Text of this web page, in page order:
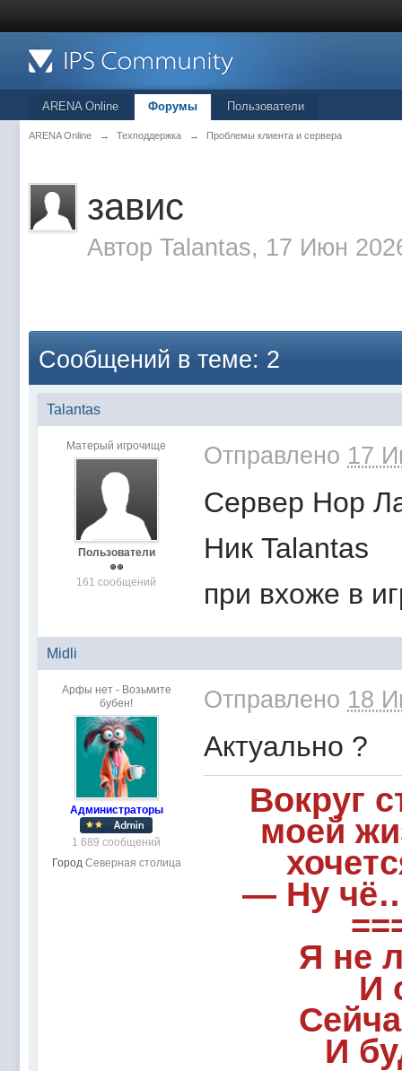
ARENA Online Форумы Пользователи
ARENA Online → Техподдержка → Проблемы клиента и сервера
завис
Автор Talantas, 17 Июн
Сообщений в теме: 2
Talantas
Матерый игрочище
Пользователи
161 сообщений
Отправлено 17
Сервер Нор
Ник Talantas
при вхоже в
Midli
Арфы нет - Возьмите
бубен!
Администраторы
1 689 сообщений
Город Северная столица
Отправлено 18
Актуально ?
Вокруг
моей
— Ну чё…
Я не
И
И